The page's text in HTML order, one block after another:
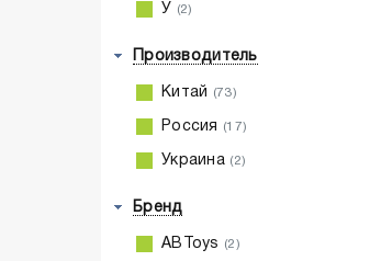
У (2)
Производитель
Китай (73)
Россия (17)
Украина (2)
Бренд
ABToys (2)